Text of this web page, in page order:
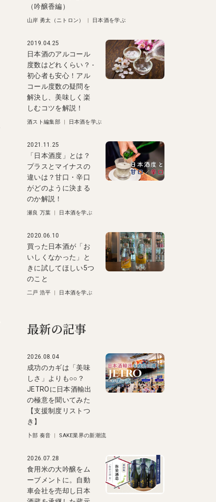
（吟醸香編）
山岸 勇太（ニトロン） | 日本酒を学ぶ
2019.04.25
日本酒のアルコール
度数はどれくらい？ -
初心者も安心！アル
コール度数の疑問を
解決し、美味しく楽
しむコツを解説！
酒スト編集部| 日本酒を学ぶ
2021.11.25
「日本酒度」とは？
プラスとマイナスの
違いは？甘口・辛口
がどのように決まる
のか解説！
瀬良 万葉 | 日本酒を学ぶ
2020.06.10
買った日本酒が「お
いしくなかった」と
きに試してほしい5つ
のこと
二戸 浩平 | 日本酒を学ぶ
最新の記事
2026.08.04
成功のカギは「美味
しさ」よりも○○？
JETROに日本酒輸出
の極意を聞いてみた
【支援制度リストつ
き】
卜部 奏音 | SAKE業界の新潮流
2026.07.28
食用米の大吟醸をム
ーブメントに。自動
車会社を売却し日本